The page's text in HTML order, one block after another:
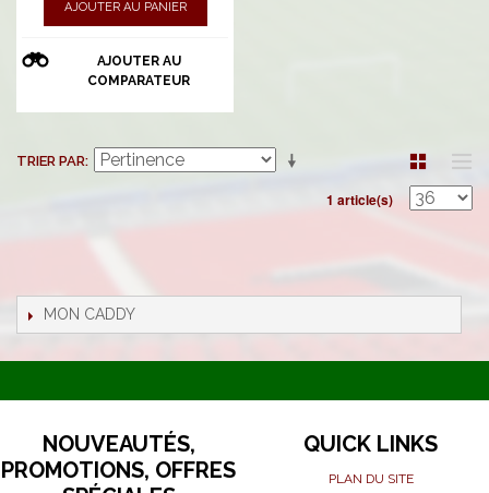
AJOUTER AU PANIER
AJOUTER AU
COMPARATEUR
TRIER PAR
1 article(s)
MON CADDY
NOUVEAUTÉS,
PROMOTIONS, OFFRES
QUICK LINKS
PLAN DU SITE